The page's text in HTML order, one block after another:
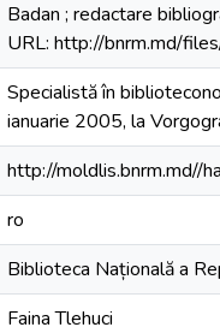
Badan ; redactare
URL: http://bnrm.md/
Specialistă în
ianuarie 2005, la
http://
ro
Biblioteca Națională a
Faina Tlehuci